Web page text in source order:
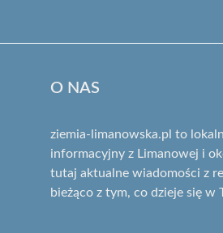
O NAS
ziemia-limanowska.pl to
informacyjny z Limanowej i
tutaj aktualne wiadomości z
bieżąco z tym, co dzieje się w